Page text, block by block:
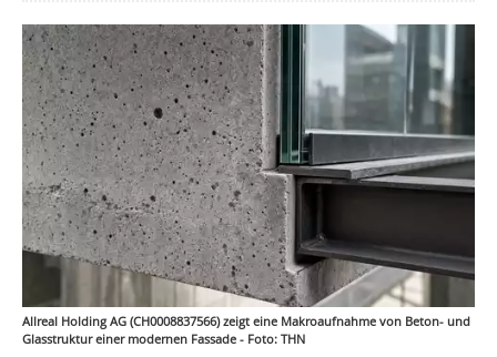
Allreal Holding AG (CH0008837566) zeigt eine Makroaufnahme von Beton- und
Glasstruktur einer modernen Fassade - Foto: THN